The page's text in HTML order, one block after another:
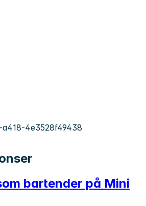
4e3528f49438
bartender på Mini